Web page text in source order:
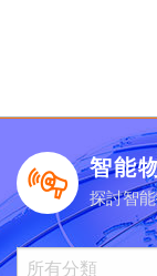
智能
探討智